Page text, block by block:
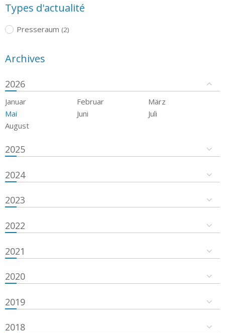
Types d'actualité
Presseraum (2)
Archives
2026
Januar Februar
März
Mai
Juni
Juli
August
2025
2024
2023
2022
2021
2020
2019
2018